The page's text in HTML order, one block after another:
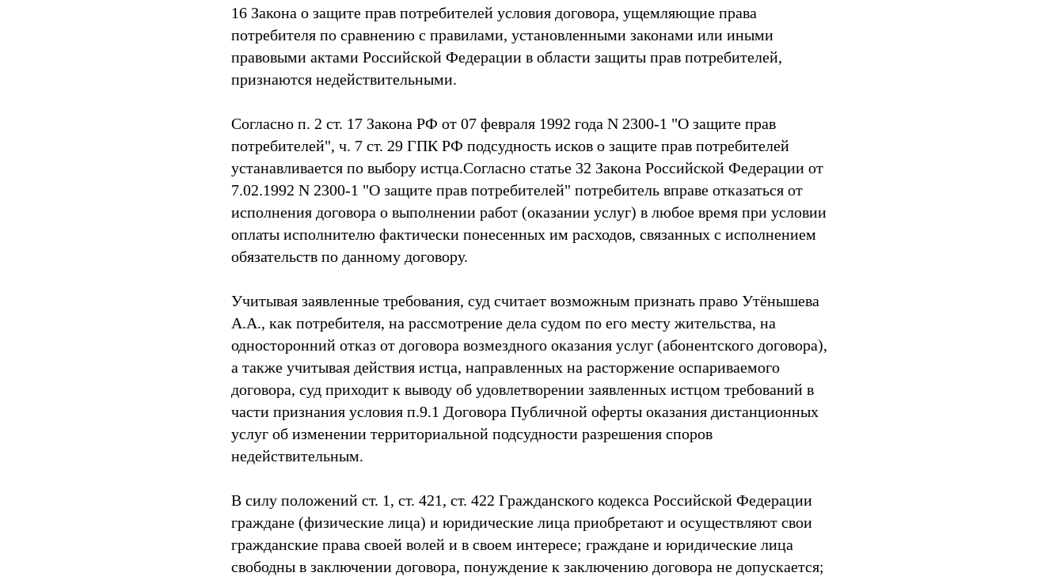
16 Закона о защите прав потребителей условия договора, ущемляющие права
потребителя по сравнению с правилами, установленными законами или иными
правовыми актами Российской Федерации в области защиты прав потребителей,
признаются недействительными.
Согласно п. 2 ст. 17 Закона РФ от 07 февраля 1992 года N 2300-1 "О защите прав
потребителей", ч. 7 ст. 29 ГПК РФ подсудность исков о защите прав потребителей
устанавливается по выбору истца.Согласно статье 32 Закона Российской Федерации от
7.02.1992 N 2300-1 "О защите прав потребителей" потребитель вправе отказаться от
исполнения договора о выполнении работ (оказании услуг) в любое время при условии
оплаты исполнителю фактически понесенных им расходов, связанных с исполнением
обязательств по данному договору.
Учитывая заявленные требования, суд считает возможным признать право Утёнышева
А.А., как потребителя, на рассмотрение дела судом по его месту жительства, на
односторонний отказ от договора возмездного оказания услуг (абонентского договора),
а также учитывая действия истца, направленных на расторжение оспариваемого
договора, суд приходит к выводу об удовлетворении заявленных истцом требований в
части признания условия п.9.1 Договора Публичной оферты оказания дистанционных
услуг об изменении территориальной подсудности разрешения споров
недействительным.
В силу положений ст. 1, ст. 421, ст. 422 Гражданского кодекса Российской Федерации
граждане (физические лица) и юридические лица приобретают и осуществляют свои
гражданские права своей волей и в своем интересе; граждане и юридические лица
свободны в заключении договора, понуждение к заключению договора не допускается;